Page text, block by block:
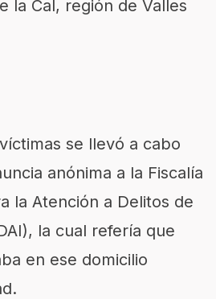
la Cal, región de Valles
se llevó a cabo
anónima a la Fiscalía
la Atención a Delitos de
la cual refería que
en ese domicilio